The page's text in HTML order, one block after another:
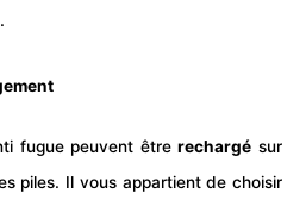
fugue peuvent êtrerechargé sur
piles. Il vous appartient de choisir